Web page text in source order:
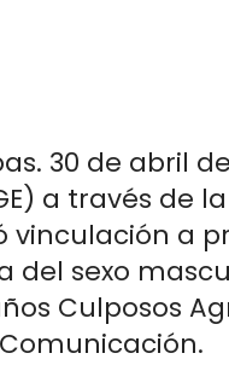
30 de abril
a través de
vinculación a
del sexo
Culposos